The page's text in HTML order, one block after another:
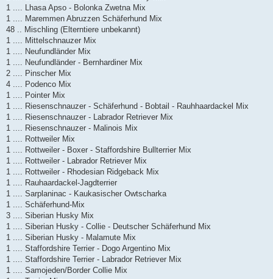
1 .... Lhasa Apso - Bolonka Zwetna Mix
1 .... Maremmen Abruzzen Schäferhund Mix
48 .. Mischling (Elterntiere unbekannt)
1 .... Mittelschnauzer Mix
1 .... Neufundländer Mix
1 .... Neufundländer - Bernhardiner Mix
2 .... Pinscher Mix
4 .... Podenco Mix
1 .... Pointer Mix
1 .... Riesenschnauzer - Schäferhund - Bobtail - Rauhhaardackel Mix
1 .... Riesenschnauzer - Labrador Retriever Mix
1 .... Riesenschnauzer - Malinois Mix
1 .... Rottweiler Mix
1 .... Rottweiler - Boxer - Staffordshire Bullterrier Mix
1 .... Rottweiler - Labrador Retriever Mix
1 .... Rottweiler - Rhodesian Ridgeback Mix
1 .... Rauhaardackel-Jagdterrier
1 .... Sarplaninac - Kaukasischer Owtscharka
1 .... Schäferhund-Mix
3 .... Siberian Husky Mix
1 .... Siberian Husky - Collie - Deutscher Schäferhund Mix
1 .... Siberian Husky - Malamute Mix
1 .... Staffordshire Terrier - Dogo Argentino Mix
1 .... Staffordshire Terrier - Labrador Retriever Mix
1 .... Samojeden/Border Collie Mix